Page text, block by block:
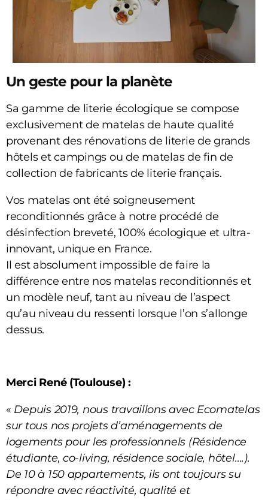
Un geste pour la planète
Sa gamme de literie écologique se compose
exclusivement de matelas de haute qualité
provenant des rénovations de literie de grands
hôtels et campings ou de matelas de fin de
collection de fabricants de literie français.
Vos matelas ont été soigneusement
reconditionnés grâce à notre procédé de
désinfection breveté, 100% écologique et ultra-
innovant, unique en France.
Il est absolument impossible de faire la
différence entre nos matelas reconditionnés et
un modèle neuf, tant au niveau de l’aspect
qu’au niveau du ressenti lorsque l’on s’allonge
dessus.
Merci René (Toulouse) :
« Depuis 2019, nous travaillons avec Ecomatelas
sur tous nos projets d’aménagements de
logements pour les professionnels (Résidence
étudiante, co-living, résidence sociale, hôtel….).
De 10 à 150 appartements, ils ont toujours su
répondre avec réactivité, qualité et